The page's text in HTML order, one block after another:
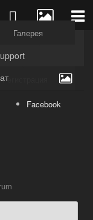
Галерея
Регистрация
Facebook